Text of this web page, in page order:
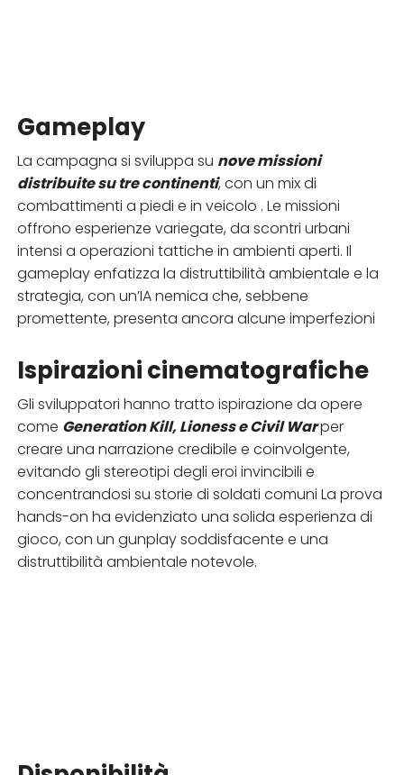
Gameplay
La campagna si sviluppa su nove missioni
distribuite su tre continenti, con un mix di
combattimenti a piedi e in veicolo . Le missioni
offrono esperienze variegate, da scontri urbani
intensi a operazioni tattiche in ambienti aperti. Il
gameplay enfatizza la distruttibilità ambientale e la
strategia, con un’IA nemica che, sebbene
promettente, presenta ancora alcune imperfezioni
Ispirazioni cinematografiche
Gli sviluppatori hanno tratto ispirazione da opere
come Generation Kill, Lioness e Civil Warper
creare una narrazione credibile e coinvolgente,
evitando gli stereotipi degli eroi invincibili e
concentrandosi su storie di soldati comuni La prova
hands-on ha evidenziato una solida esperienza di
gioco, con un gunplay soddisfacente e una
distruttibilità ambientale notevole.